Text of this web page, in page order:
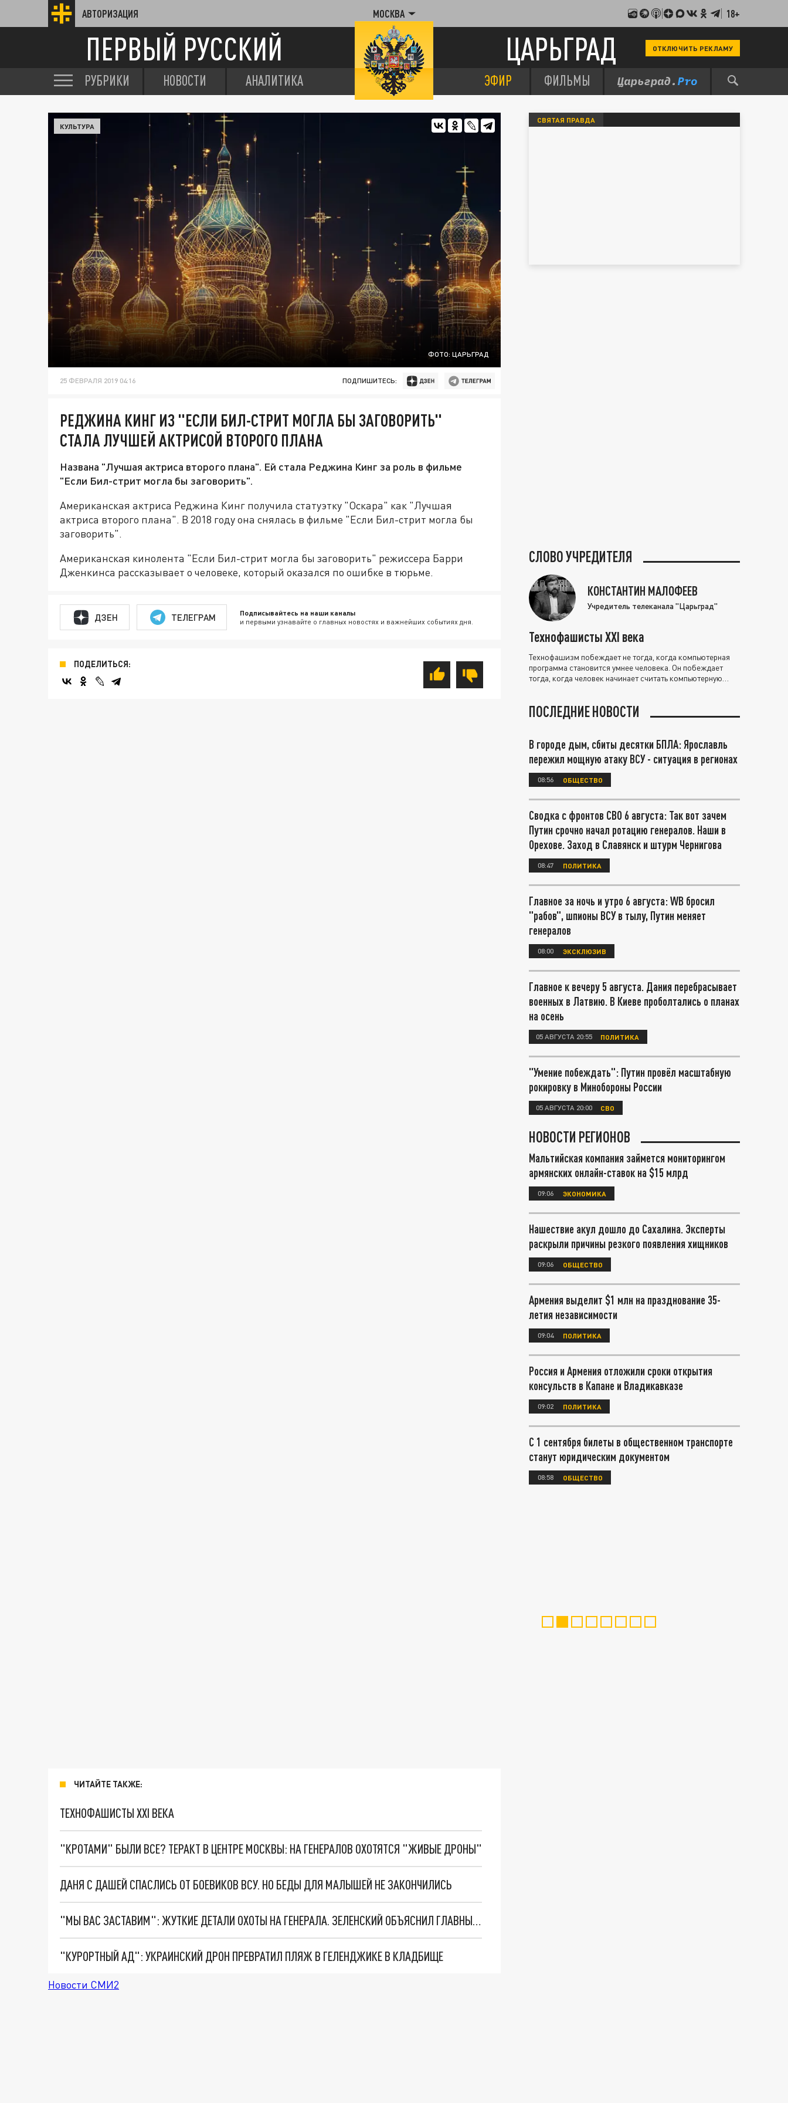
АВТОРИЗАЦИЯ МОСКВА 18+
ПЕРВЫЙ РУССКИЙ ЦАРЬГРАД ОТКЛЮЧИТЬ РЕКЛАМУ
РУБРИКИ НОВОСТИ АНАЛИТИКА ЭФИР ФИЛЬМЫ
ФОТО: ЦАРЬГРАД
КУЛЬТУРА
25 ФЕВРАЛЯ 2019 04:16 ПОДПИШИТЕСЬ:
РЕДЖИНА КИНГ ИЗ "ЕСЛИ БИЛ-СТРИТ МОГЛА БЫ ЗАГОВОРИТЬ"
СТАЛА ЛУЧШЕЙ АКТРИСОЙ ВТОРОГО ПЛАНА
Названа "Лучшая актриса второго плана". Ей стала Реджина Кинг за роль в фильме
"Если Бил-стрит могла бы заговорить".
Американская актриса Реджина Кинг получила статуэтку "Оскара" как "Лучшая
актриса второго плана". В 2018 году она снялась в фильме "Если Бил-стрит могла бы
заговорить".
Американская кинолента "Если Бил-стрит могла бы заговорить" режиссера Барри
Дженкинса рассказывает о человеке, который оказался по ошибке в тюрьме.
ДЗЕН ТЕЛЕГРАМ Подписывайтесь на наши каналы
и первыми узнавайте о главных новостях и важнейших событиях дня.
ПОДЕЛИТЬСЯ:
ЧИТАЙТЕ ТАКЖЕ:
ТЕХНОФАШИСТЫ XXI ВЕКА
"КРОТАМИ" БЫЛИ ВСЕ? ТЕРАКТ В ЦЕНТРЕ МОСКВЫ: НА ГЕНЕРАЛОВ ОХОТЯТСЯ "ЖИВЫЕ ДРОНЫ"
ДАНЯ С ДАШЕЙ СПАСЛИСЬ ОТ БОЕВИКОВ ВСУ. НО БЕДЫ ДЛЯ МАЛЫШЕЙ НЕ ЗАКОНЧИЛИСЬ
"МЫ ВАС ЗАСТАВИМ": ЖУТКИЕ ДЕТАЛИ ОХОТЫ НА ГЕНЕРАЛА. ЗЕЛЕНСКИЙ ОБЪЯСНИЛ ГЛАВНЫЙ СМЫСЛ ТЕРАКТА В ЦЕНТРЕ МОСКВЫ
"КУРОРТНЫЙ АД": УКРАИНСКИЙ ДРОН ПРЕВРАТИЛ ПЛЯЖ В ГЕЛЕНДЖИКЕ В КЛАДБИЩЕ
Новости СМИ2
СВЯТАЯ ПРАВДА
СЛОВО УЧРЕДИТЕЛЯ
КОНСТАНТИН МАЛОФЕЕВ
Учредитель телеканала "Царьград"
Технофашисты XXI века
Технофашизм побеждает не тогда, когда компьютерная
программа становится умнее человека. Он побеждает
тогда, когда человек начинает считать компьютерную
ПОСЛЕДНИЕ НОВОСТИ
В городе дым, сбиты десятки БПЛА: Ярославль
пережил мощную атаку ВСУ - ситуация в регионах
08:56 ОБЩЕСТВО
Сводка с фронтов СВО 6 августа: Так вот зачем
Путин срочно начал ротацию генералов. Наши в
Орехове. Заход в Славянск и штурм Чернигова
08:47 ПОЛИТИКА
Главное за ночь и утро 6 августа: WB бросил
"рабов", шпионы ВСУ в тылу, Путин меняет
генералов
08:00 ЭКСКЛЮЗИВ
Главное к вечеру 5 августа. Дания перебрасывает
военных в Латвию. В Киеве проболтались о планах
на осень
05 АВГУСТА 20:55 ПОЛИТИКА
"Умение побеждать": Путин провёл масштабную
рокировку в Минобороны России
05 АВГУСТА 20:00 СВО
НОВОСТИ РЕГИОНОВ
Мальтийская компания займется мониторингом
армянских онлайн-ставок на $15 млрд
09:06 ЭКОНОМИКА
Нашествие акул дошло до Сахалина. Эксперты
раскрыли причины резкого появления хищников
09:06 ОБЩЕСТВО
Армения выделит $1 млн на празднование 35-
летия независимости
09:04 ПОЛИТИКА
Россия и Армения отложили сроки открытия
консульств в Капане и Владикавказе
09:02 ПОЛИТИКА
С 1 сентября билеты в общественном транспорте
станут юридическим документом
08:58 ОБЩЕСТВО